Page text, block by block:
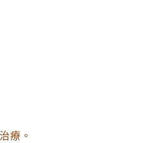
療。